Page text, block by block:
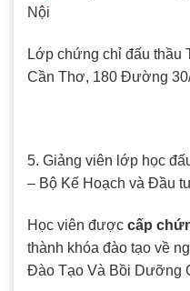
Nội
Lớp chứng chỉ đấu thầu
Cần Thơ, 180 Đường
5. Giảng viên lớp học
– Bộ Kế Hoạch và Đầu
Học viên được cấp
thành khóa đào tạo về
Đào Tạo Và Bồi Dưỡng